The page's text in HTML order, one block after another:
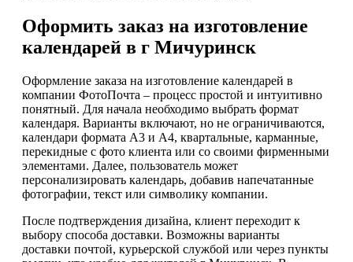
Оформить заказ на изготовление
календарей в г Мичуринск
Оформление заказа на изготовление календарей в
компании ФотоПочта – процесс простой и интуитивно
понятный. Для начала необходимо выбрать формат
календаря. Варианты включают, но не ограничиваются,
календари формата А3 и А4, квартальные, карманные,
перекидные с фото клиента или со своими фирменными
элементами. Далее, пользователь может
персонализировать календарь, добавив напечатанные
фотографии, текст или символику компании.
После подтверждения дизайна, клиент переходит к
выбору способа доставки. Возможны варианты
доставки почтой, курьерской службой или через пункты